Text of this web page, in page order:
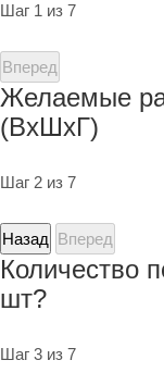
Шаг 1 из 7
Вперед
Желаемые
(ВхШхГ)
Шаг 2 из 7
Назад Вперед
Количество
шт?
Шаг 3 из 7